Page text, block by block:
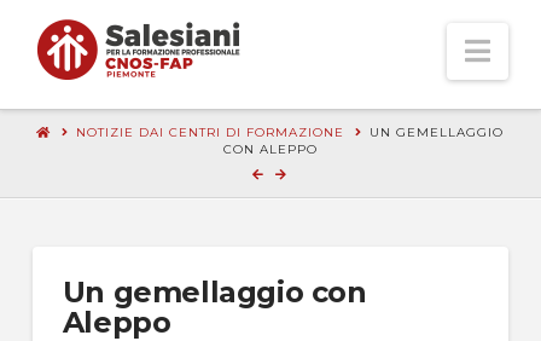
NOTIZIE DAI CENTRI DI FORMAZIONE
UN GEMELLAGGIO
CON ALEPPO
Un gemellaggio con
Aleppo